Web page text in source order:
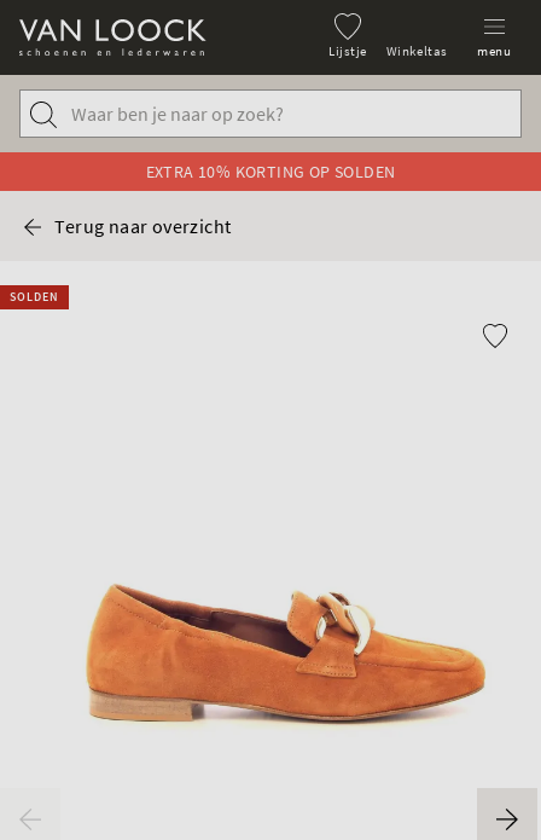
Lijstje Winkeltas menu
EXTRA 10% KORTING OP SOLDEN
Terug naar overzicht
SOLDEN